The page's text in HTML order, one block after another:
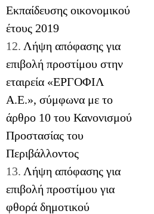
Εκπαίδευσης οικονομικού
έτους 2019
12. Λήψη απόφασης για
επιβολή προστίμου στην
εταιρεία «ΕΡΓΟΦΙΛ
Α.Ε.», σύμφωνα με το
άρθρο 10 του Κανονισμού
Προστασίας του
Περιβάλλοντος
13. Λήψη απόφασης για
επιβολή προστίμου για
φθορά δημοτικού